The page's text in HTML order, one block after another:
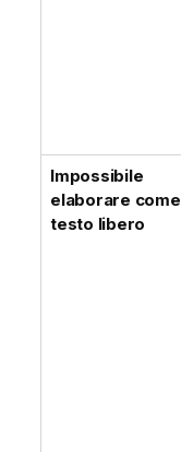
Impossibile
elaborare come
testo libero